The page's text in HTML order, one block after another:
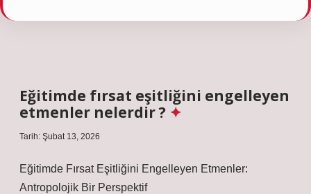
Eğitimde fırsat eşitliğini engelleyen
etmenler nelerdir ?
Tarih: Şubat 13, 2026
Eğitimde Fırsat Eşitliğini Engelleyen Etmenler:
Antropolojik Bir Perspektif